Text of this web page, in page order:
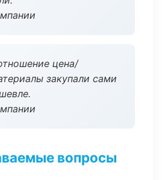
цена/
закупали сами
вопросы